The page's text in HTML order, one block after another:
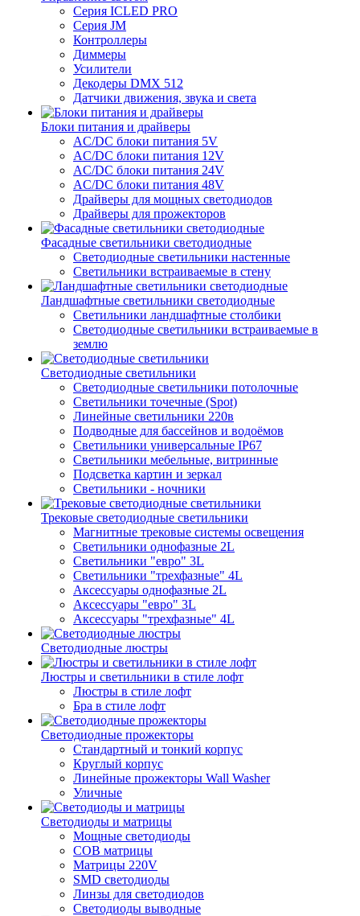
Серия ICLED PRO
Серия JM
Контроллеры
Диммеры
Усилители
Декодеры DMX 512
Датчики движения, звука и света
Блоки питания и драйверы
AC/DC блоки питания 5V
AC/DC блоки питания 12V
AC/DC блоки питания 24V
AC/DC блоки питания 48V
Драйверы для мощных светодиодов
Драйверы для прожекторов
Фасадные светильники светодиодные
Светодиодные светильники настенные
Светильники встраиваемые в стену
Ландшафтные светильники светодиодные
Светильники ландшафтные столбики
Светодиодные светильники встраиваемые в
землю
Светодиодные светильники
Светодиодные светильники потолочные
Светильники точечные (Spot)
Линейные светильники 220в
Подводные для бассейнов и водоёмов
Светильники универсальные IP67
Светильники мебельные, витринные
Подсветка картин и зеркал
Светильники - ночники
Трековые светодиодные светильники
Магнитные трековые системы освещения
Светильники однофазные 2L
Светильники "евро" 3L
Светильники "трехфазные" 4L
Аксессуары однофазные 2L
Аксессуары "евро" 3L
Аксессуары "трехфазные" 4L
Светодиодные люстры
Люстры и светильники в стиле лофт
Люстры в стиле лофт
Бра в стиле лофт
Светодиодные прожекторы
Стандартный и тонкий корпус
Круглый корпус
Линейные прожекторы Wall Washer
Уличные
Светодиоды и матрицы
Мощные светодиоды
COB матрицы
Матрицы 220V
SMD светодиоды
Линзы для светодиодов
Светодиоды выводные